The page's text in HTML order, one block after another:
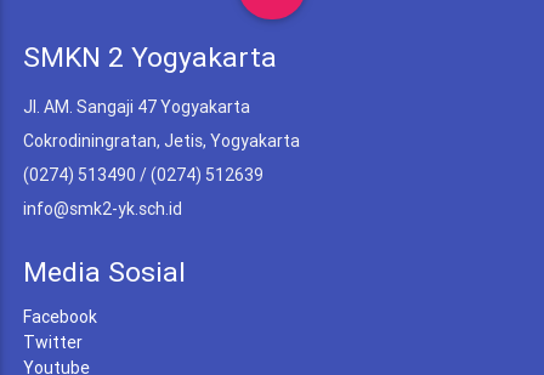
SMKN 2 Yogyakarta
Jl. AM. Sangaji 47 Yogyakarta
Cokrodiningratan, Jetis, Yogyakarta
(0274) 513490 / (0274) 512639
info@smk2-yk.sch.id
Media Sosial
Facebook
Twitter
Youtube